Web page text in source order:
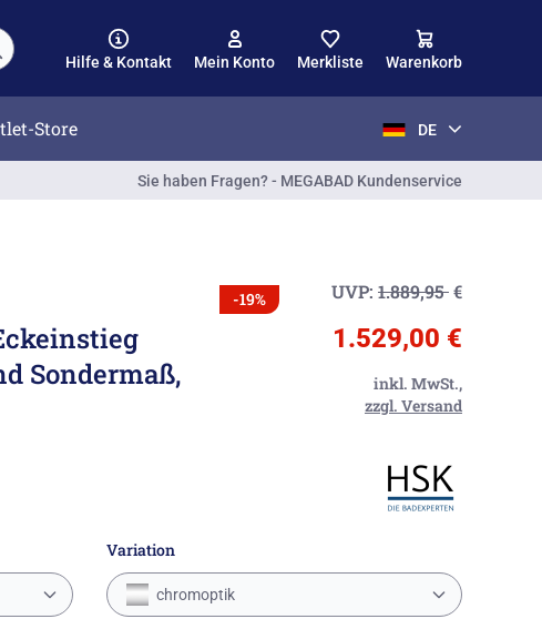
Hilfe & Kontakt Mein Konto Merkliste Warenkorb
Store DE
Sie haben Fragen? - MEGABAD Kundenservice
Sondermaß,
-19% UVP: 1.889,95€
1.529,00 €
inkl. MwSt.,
zzgl. Versand
Variation
chromoptik